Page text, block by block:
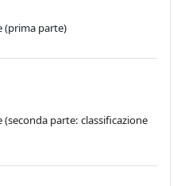
(prima parte)
parte: classificazione